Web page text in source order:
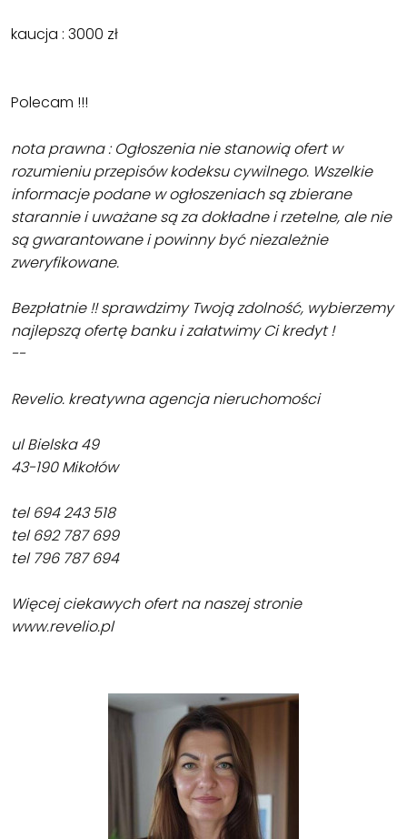
kaucja : 3000 zł
Polecam !!!
nota prawna : Ogłoszenia nie stanowią ofert w
rozumieniu przepisów kodeksu cywilnego. Wszelkie
informacje podane w ogłoszeniach są zbierane
starannie i uważane są za dokładne i rzetelne, ale nie
są gwarantowane i powinny być niezależnie
zweryfikowane.
Bezpłatnie !! sprawdzimy Twoją zdolność, wybierzemy
najlepszą ofertę banku i załatwimy Ci kredyt !
--
Revelio. kreatywna agencja nieruchomości
ul Bielska 49
43-190 Mikołów
tel 694 243 518
tel 692 787 699
tel 796 787 694
Więcej ciekawych ofert na naszej stronie
www.revelio.pl